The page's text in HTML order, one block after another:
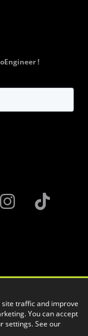
!
traffic and improve
You can accept
settings. See our